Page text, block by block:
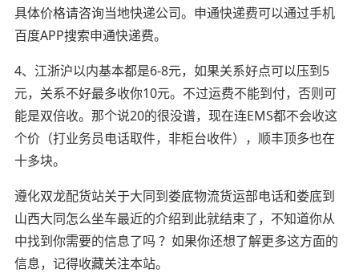
具体价格请咨询当地快递公司。申通快递费可以通过手机
百度APP搜索申通快递费。
4、江浙沪以内基本都是6-8元，如果关系好点可以压到5
元，关系不好最多收你10元。不过运费不能到付，否则可
能是双倍收。那个说20的很没谱，现在连EMS都不会收这
个价（打业务员电话取件，非柜台收件），顺丰顶多也在
十多块。
遵化双龙配货站关于大同到娄底物流货运部电话和娄底到
山西大同怎么坐车最近的介绍到此就结束了，不知道你从
中找到你需要的信息了吗 ？如果你还想了解更多这方面的
信息，记得收藏关注本站。